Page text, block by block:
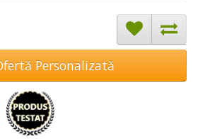
Personalizată